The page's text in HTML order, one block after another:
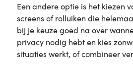
Een andere optie is het kiezen
screens of rolluiken die
bij je keuze goed na over
privacy nodig hebt en kies
situaties werkt, of combineer